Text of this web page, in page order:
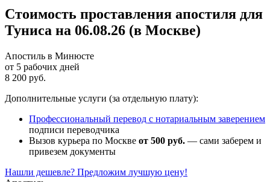
Стоимость проставления апостиля для
Туниса на 06.08.26 (в Москве)
Апостиль в Минюсте
от 5 рабочих дней
8 200 руб.
Дополнительные услуги (за отдельную плату):
Профессиональный перевод с нотариальным заверением
подписи переводчика
Вызов курьера по Москве от 500 руб. — сами заберем и
привезем документы
Нашли дешевле? Предложим лучшую цену!